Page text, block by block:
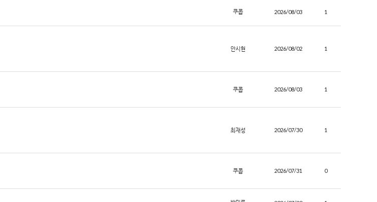
쿠콥 2026/08/03 1
안시현 2026/08/02 1
쿠콥 2026/08/03 1
최재성 2026/07/30 1
쿠콥 2026/07/31 0